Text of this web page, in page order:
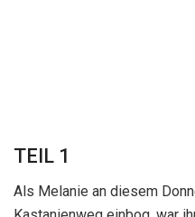
TEIL 1
Als Melanie an diesem